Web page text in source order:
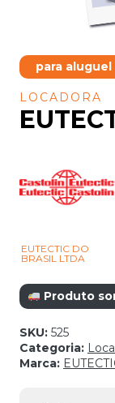
para aluguel
LOCADORA
EUTECTIC DO
BRASIL LTDA
Produto
SKU: 525
Categoria:
Marca: